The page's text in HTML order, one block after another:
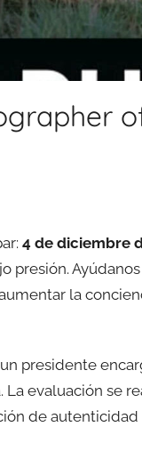
4 de diciembre
presión.
la
presidente
evaluación se
de